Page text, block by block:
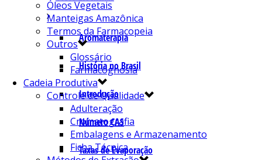
Aromaterapia
História no Brasil
Introdução
Número CAS
Taxas de Evaporação
Óleos Vegetais
Manteigas Amazônica
Termos da Farmacopeia
Outros
Glossário
Farmacognosia
Cadeia Produtiva
Controle de Qualidade
Adulteração
Cromatografia
Embalagens e Armazenamento
Ficha Técnica